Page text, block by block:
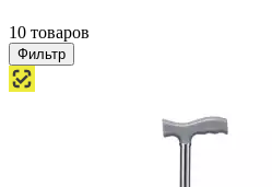
10 товаров
Фильтр